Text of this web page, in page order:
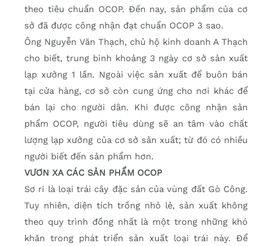
theo tiêu chuẩn OCOP. Đến nay, sản phẩm của cơ
sở đã được công nhận đạt chuẩn OCOP 3 sao.
Ông Nguyễn Văn Thạch, chủ hộ kinh doanh A Thạch
cho biết, trung bình khoảng 3 ngày cơ sở sản xuất
lạp xưởng 1 lần. Ngoài việc sản xuất để buôn bán
tại cửa hàng, cơ sở còn cung ứng cho nơi khác để
bán lại cho người dân. Khi được công nhận sản
phẩm OCOP, người tiêu dùng sẽ an tâm vào chất
lượng lạp xưởng của cơ sở sản xuất; từ đó có nhiều
người biết đến sản phẩm hơn.
VƯƠN XA CÁC SẢN PHẨM OCOP
Sơ ri là loại trái cây đặc sản của vùng đất Gò Công.
Tuy nhiên, diện tích trồng nhỏ lẻ, sản xuất không
theo quy trình đồng nhất là một trong những khó
khăn trong phát triển sản xuất loại trái này. Để